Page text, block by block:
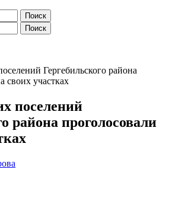
Гергебильского района
своих участках
поселений
района проголосовали